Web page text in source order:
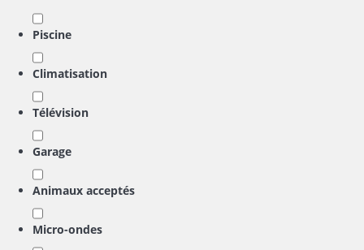
Piscine
Climatisation
Télévision
Garage
Animaux acceptés
Micro-ondes